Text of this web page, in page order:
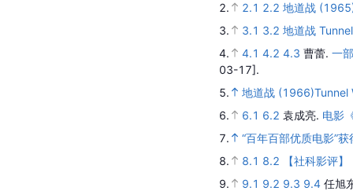
2. 2.1 2.2 地道战
3.
3.1 3.2 地道战
4.
4.1 4.2 4.3 曹蕾. 一
03-17].
5.
地道战 (1966)Tunnel
6.
6.1 6.2 袁成亮. 电影
7.
“百年百部优质电影”
8.
8.1 8.2
【社科影评
9.
9.1 9.2 9.3 9.4 任旭